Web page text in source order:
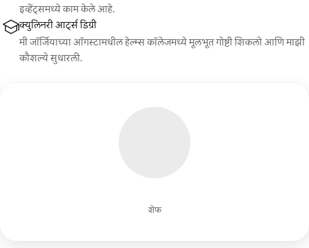
शेफ
इव्हेंट्समध्ये काम केले आहे.
क्युलिनरी आर्ट्स डिग्री
मी जॉर्जियाच्या ऑगस्टामधील हेल्म्स कॉलेजमध्ये मूलभूत गोष्टी शिकलो आणि माझी
कौशल्ये सुधारली.